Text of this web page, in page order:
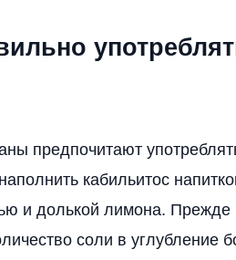
предпочитают
кабильитос
и долькой лимона. Прежде
соли в углубление